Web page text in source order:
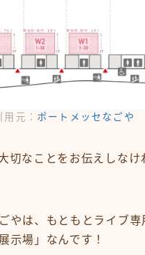
用元： ポートメッセなごや
切なことをお伝えしなけ
やは、もともとライブ専
示場」なんです！